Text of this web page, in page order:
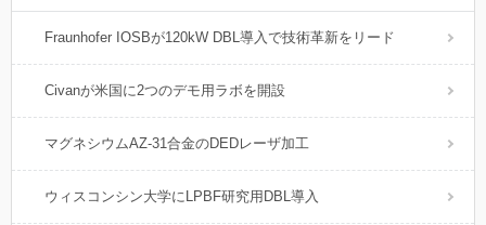
Fraunhofer IOSBが120kW DBL導入で技術革新をリード
Civanが米国に2つのデモ用ラボを開設
マグネシウムAZ-31合金のDEDレーザ加工
ウィスコンシン大学にLPBF研究用DBL導入